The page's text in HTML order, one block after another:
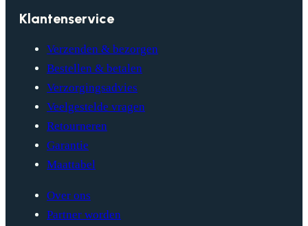
Klantenservice
Verzenden & bezorgen
Bestellen & betalen
Verzorgingsadvies
Veelgestelde vragen
Retourneren
Garantie
Maattabel
Over ons
Partner worden